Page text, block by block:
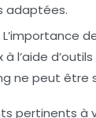
adaptées.
L’importance
l’aide
ne peut être
pertinents à